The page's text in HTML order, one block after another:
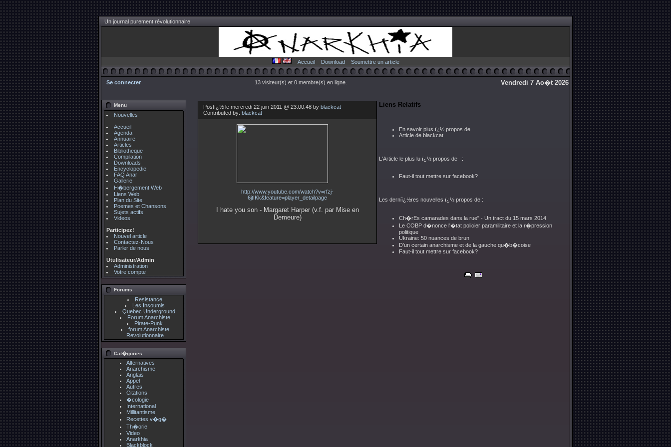
Un journal purement révolutionnaire
Accueil Download Soumettre un article
Se connecter 13 visiteur(s) et 0 membre(s) en ligne. Vendredi 7 Ao�t 2026
Menu
Nouvelles
Accueil
Agenda
Annuaire
Articles
Bibliotheque
Compilation
Downloads
Encyclopedie
FAQ Anar
Gallerie
H�bergement Web
Liens Web
Plan du Site
Poemes et Chansons
Sujets actifs
Videos
Participez!
Nouvel article
Contactez-Nous
Parler de nous
Utulisateur/Admin
Administration
Votre compte
Forums
Resistance
Les Insoumis
Quebec Underground
Forum Anarchiste
Pirate-Punk
forum Anarchiste
Revolutionnaire
Cat�gories
Alternatives
Anarchisme
Anglais
Appel
Autres
Citations
�cologie
International
Millitantisme
Recettes v�g�
Th�orie
Video
Anarkhia
Blackblock
Postï¿½ le mercredi 22 juin 2011 @ 23:00:48 by blackcat
Contributed by: blackcat
http://www.youtube.com/watch?v=rfzj-
6jtIKk&feature=player_detailpage
I hate you son - Margaret Harper (v.f. par Mise en
Demeure)
Liens Relatifs
En savoir plus ï¿½ propos de
Article de blackcat
L'Article le plus lu ï¿½ propos de :
Faut-il tout mettre sur facebook?
Les derniï¿½res nouvelles ï¿½ propos de :
Ch�rEs camarades dans la rue" - Un tract du 15 mars 2014
Le COBP d�nonce l'�tat policier paramilitaire et la r�pression
politique
Ukraine: 50 nuances de brun
D'un certain anarchisme et de la gauche qu�b�coise
Faut-il tout mettre sur facebook?